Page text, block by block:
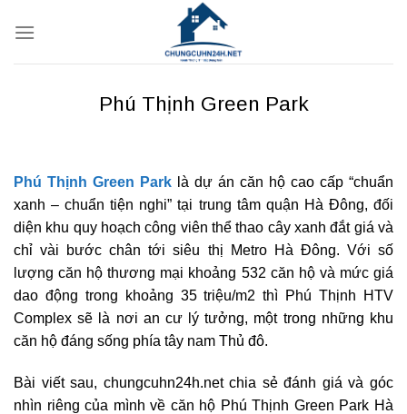
qua
Phú Thịnh Green Park
Phú Thịnh Green Park là dự án căn hộ cao cấp “chuẩn
xanh – chuẩn tiện nghi” tại trung tâm quận Hà Đông, đối
diện khu quy hoạch công viên thể thao cây xanh đắt giá và
chỉ vài bước chân tới siêu thị Metro Hà Đông. Với số
lượng căn hộ thương mại khoảng 532 căn hộ và mức giá
dao động trong khoảng 35 triệu/m2 thì Phú Thịnh HTV
Complex sẽ là nơi an cư lý tưởng, một trong những khu
căn hộ đáng sống phía tây nam Thủ đô.
Bài viết sau, chungcuhn24h.net chia sẻ đánh giá và góc
nhìn riêng của mình về căn hộ Phú Thịnh Green Park Hà